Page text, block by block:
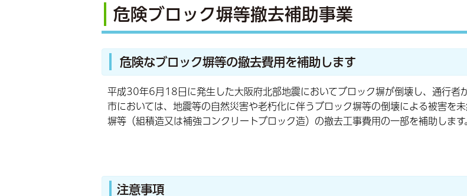
危険ブロック塀等撤去補助事業
危険なブロック塀等の撤去費用を補助します
平成30年6月18日に発生した大阪府北部地震においてブロック塀が倒壊し、通行者
市においては、地震等の自然災害や老朽化に伴うブロック塀等の倒壊による被害を
塀等（組積造又は補強コンクリートブロック造）の撤去工事費用の一部を補助します
注意事項